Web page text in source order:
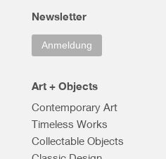
Newsletter
Anmeldung
Art + Objects
Contemporary Art
Timeless Works
Collectable Objects